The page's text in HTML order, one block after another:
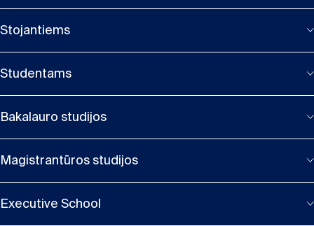
Stojantiems
Studentams
Bakalauro studijos
Magistrantūros studijos
Executive School